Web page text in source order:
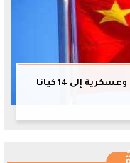
الصين تحظر تصدير منتجات مدنية وعسكرية إلى 14 كيانا